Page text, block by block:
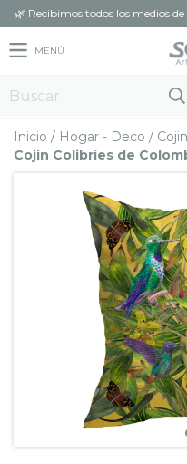
🌿 Recibimos todos los medios
MENÚ
Inicio / Hogar - Deco /
Cojín Colibríes de